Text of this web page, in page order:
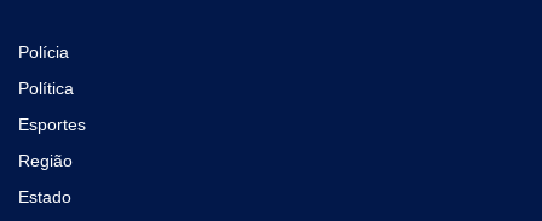
Polícia
Política
Esportes
Região
Estado